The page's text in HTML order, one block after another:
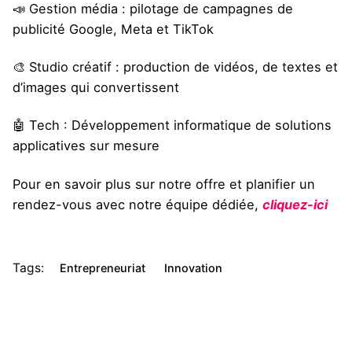
📣 Gestion média : pilotage de campagnes de
publicité Google, Meta et TikTok
🎨 Studio créatif : production de vidéos, de textes et
d’images qui convertissent
🤖 Tech : Développement informatique de solutions
applicatives sur mesure
Pour en savoir plus sur notre offre et planifier un
rendez-vous avec notre équipe dédiée, cliquez-ici
Tags: Entrepreneuriat Innovation